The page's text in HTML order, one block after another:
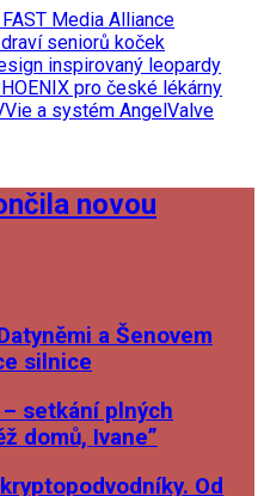
Media Alliance
seniorů koček
inspirovaný leopardy
pro české lékárny
a systém AngelValve
novou
a Šenovem
silnice
setkání plných
domů, Ivane”
Od